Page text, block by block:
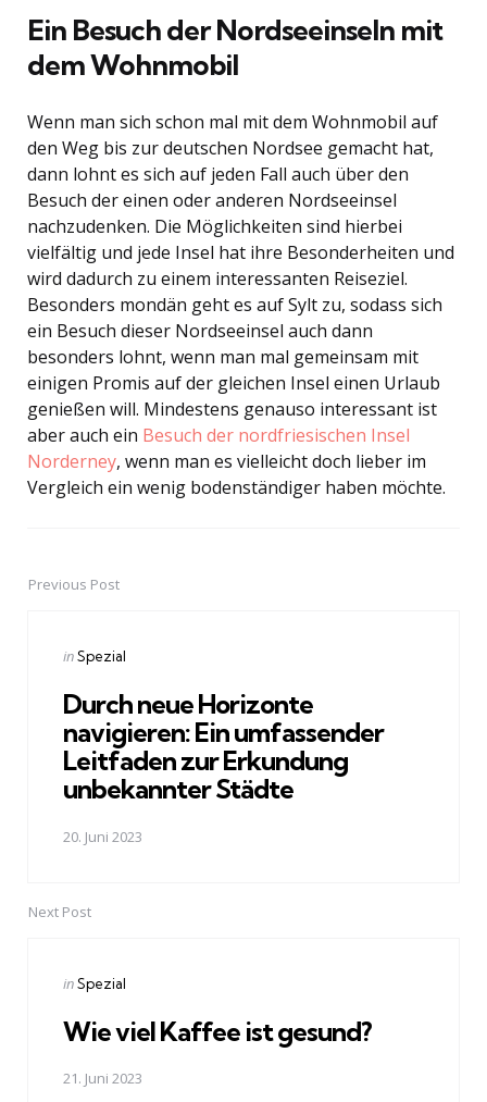
Ein Besuch der Nordseeinseln mit
dem Wohnmobil
Wenn man sich schon mal mit dem Wohnmobil auf
den Weg bis zur deutschen Nordsee gemacht hat,
dann lohnt es sich auf jeden Fall auch über den
Besuch der einen oder anderen Nordseeinsel
nachzudenken. Die Möglichkeiten sind hierbei
vielfältig und jede Insel hat ihre Besonderheiten und
wird dadurch zu einem interessanten Reiseziel.
Besonders mondän geht es auf Sylt zu, sodass sich
ein Besuch dieser Nordseeinsel auch dann
besonders lohnt, wenn man mal gemeinsam mit
einigen Promis auf der gleichen Insel einen Urlaub
genießen will. Mindestens genauso interessant ist
aber auch ein Besuch der nordfriesischen Insel
Norderney, wenn man es vielleicht doch lieber im
Vergleich ein wenig bodenständiger haben möchte.
PostPrevious Post
Posted
inSpezial
Durch neue Horizonte
navigieren: Ein umfassender
Leitfaden zur Erkundung
unbekannter Städte
20. Juni 2023
Next Post
Posted
inSpezial
Wie viel Kaffee ist gesund?
21. Juni 2023